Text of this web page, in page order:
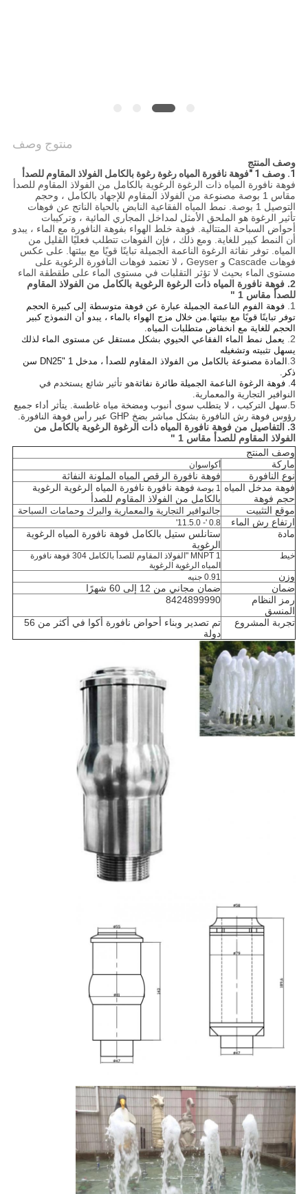
منتوج وصف
وصف المنتج
1. وصف 1 "فوهة نافورة المياه رغوة رغوة بالكامل الفولاذ المقاوم للصدأ
فوهة نافورة المياه ذات الرغوة الرغوية بالكامل من الفولاذ المقاوم للصدأ
مقاس 1 بوصة مصنوعة من الفولاذ المقاوم للإجهاد بالكامل ، وحجم
التوصيل 1 بوصة. نمط المياه الفقاعية النابض بالحياة الناتج عن فوهات
تأثير الرغوة هو الملحق الأمثل لمداخل المجاري المائية ، وتركيبات
أحواض السباحة المتتالية. فوهة خلط الهواء بفوهة النافورة مع الماء ، يبدو
أن النمط كبير للغاية. ومع ذلك ، فإن الفوهات تتطلب فعليًا القليل من
المياه. توفر نفاثة الرغوة الناعمة الجميلة تباينًا قويًا مع بيئتها. على عكس
فوهات Cascade و Geyser ، لا تعتمد فوهات النافورة الرغوية على
مستوى الماء بحيث لا تؤثر التقلبات في مستوى الماء على طقطقة الماء
2. فوهة نافورة المياه ذات الرغوة الرغوية بالكامل من الفولاذ المقاوم
للصدأ مقاس 1 "
1. فوهة الفوم الناعمة الجميلة عبارة عن فوهة متوسطة إلى كبيرة الحجم
توفر تباينًا قويًا مع بيئتها.من خلال مزج الهواء بالماء ، يبدو أن النموذج كبير
الحجم للغاية مع انخفاض متطلبات المياه.
2.
يعمل نمط الماء الفقاعي الحيوي بشكل مستقل عن مستوى الماء لذلك
يسهل تثبيته وتشغيله
3.
المادة مصنوعة بالكامل من الفولاذ المقاوم للصدأ ، مدخل 1 "DN25 سن
ذكر.
4. فوهة الرغوة الناعمة الجميلة
طائرة نفاثةهو تأثير شائع يستخدم في
النوافير التجارية والمعمارية.
5. سهل التركيب ، لا يتطلب سوى أنبوب ومضخة مياه غاطسة. يتأثر أداء جميع
رؤوس فوهة رش النافورة بشكل مباشر بضخ GHP عبر رأس فوهة النافورة.
3. التفاصيل من
فوهة نافورة المياه ذات الرغوة الرغوية بالكامل من
الفولاذ المقاوم للصدأ مقاس 1 "
وصف المنتج
ماركة
أكواسوان
نوع النافورة
فوهة نافورة الرقص المياه الملونة النفاثة
فوهة مدخل المياه
حجم فوهة
1 بوصة
فوهة نافورة نافورة المياه الرغوية الرغوية
بالكامل من الفولاذ المقاوم للصدأ
موقع التثبيت
جالنوافير التجارية والمعمارية والبرك وحمامات السباحة
ارتفاع رش الماء 0.8 '- 11.5.0'
مادة ستانلس ستيل بالكامل فوهة نافورة المياه الرغوية
الرغوية
خيط
MNPT 1 "الفولاذ المقاوم للصدأ بالكامل 304 فوهة نافورة
المياه الرغوية الرغوية
وزن 0.91 جنيه
ضمان
ضمان مجاني من 12 إلى 60 شهرًا
رمز النظام
المنسق
8424899990
تجربة المشروع
تم تصدير وبناء أحواض نافورة أكوا في أكثر من 56
دولة